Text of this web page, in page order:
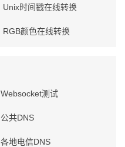
Unix时间戳在线转换
RGB颜色在线转换
Websocket测试
公共DNS
各地电信DNS